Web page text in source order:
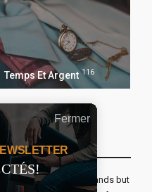
Temps Et Argent 116
Matin
not in seeking new lands but
Fermer